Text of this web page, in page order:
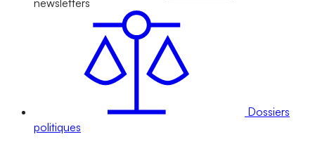
newsletters
Dossiers
politiques